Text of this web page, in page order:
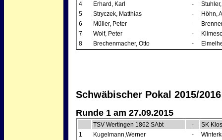
4
Erhard, Karl -
5
Stryczek, Matthias -
Höhn,
6
Müller, Peter -
7
Wolf, Peter -
8
Brechenmacher, Otto -
Schwäbischer Pokal 2015/2016
Runde 1 am 27.09.2015
TSV Wertingen 1862 SAbt -
SK
1
Kugelmann,Werner -